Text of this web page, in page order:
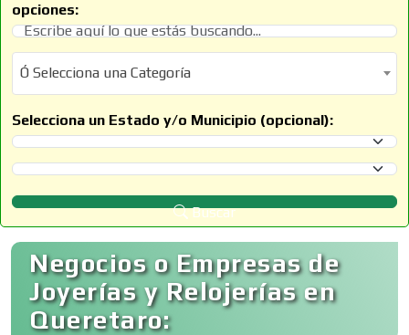
opciones:
Ó Selecciona una Categoría
Ó Selecciona una Categoría
Selecciona un Estado y/o Municipio (opcional):
Selecciona un Estado
Selecciona un Municipio
Buscar
Negocios o Empresas de
Joyerías y Relojerías en
Queretaro: